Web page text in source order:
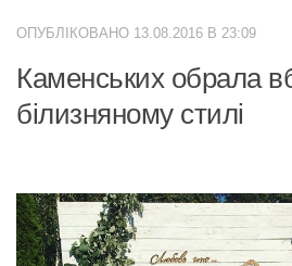
Донбас
Одеса
Схід
Політика
ОПУБЛІКОВАНО 13.08.2016 В 23:09
Каменських обрала
білизняному стилі